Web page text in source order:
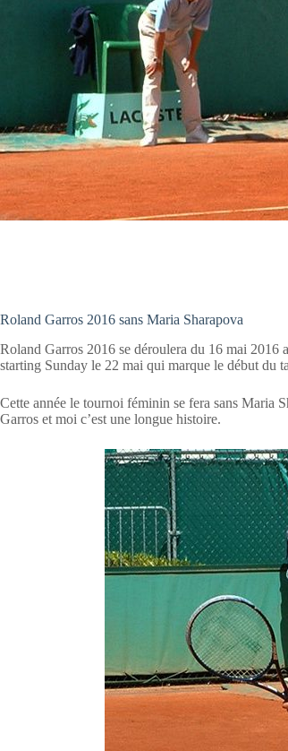
Roland Garros 2016 sans Maria Sharapova
Roland Garros 2016 se déroulera du 16 mai
starting Sunday le 22 mai qui marque le début du
Cette année le tournoi féminin se fera sans Maria
Garros et moi c’est une longue histoire.